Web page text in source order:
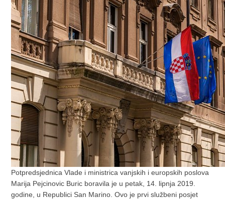
Potpredsjednica Vlade i ministrica vanjskih i europskih poslova
Marija Pejcinovic Buric boravila je u petak, 14. lipnja 2019.
godine, u Republici San Marino. Ovo je prvi službeni posjet